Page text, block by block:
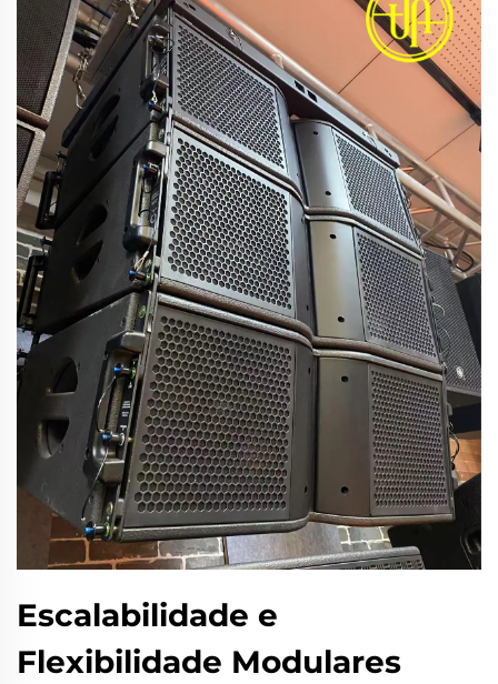
Escalabilidade e
Flexibilidade Modulares